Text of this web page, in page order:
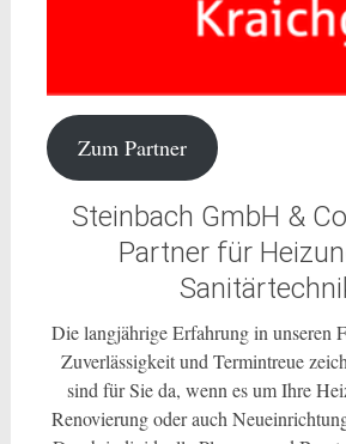
Zum Partner
Steinbach GmbH &
Partner für
Die langjährige Erfahrung in unseren
Zuverlässigkeit und Termintreue
sind für Sie da, wenn es um Ihre
Renovierung oder auch